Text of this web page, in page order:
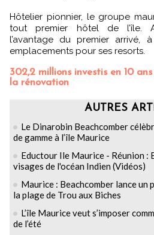
Hôtelier pionnier, le groupe
tout premier hôtel de l’île.
l’avantage du premier arrivé,
emplacements pour ses resorts.
302,2 millions investis en 10
la rénovation
AUTRES
Le Dinarobin Beachcomber
de gamme à l’île Maurice
Eductour Ile Maurice - Réunion :
visages de l'océan Indien (Vidéos)
Maurice : Beachcomber lance
la plage de Trou aux Biches
L’île Maurice veut s’imposer
de l’été